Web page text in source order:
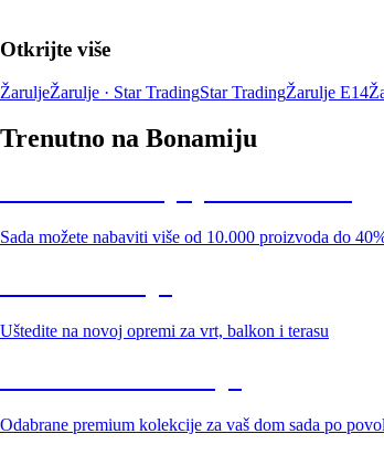
Otkrijte više
ŽaruljeŽarulje · Star TradingStar TradingŽarulje E14
Trenutno na Bonamiju
Sada možete nabaviti više od 10.000 proizvoda do
Uštedite na novoj opremi za vrt, balkon i terasu
Odabrane premium kolekcije za vaš dom sada po